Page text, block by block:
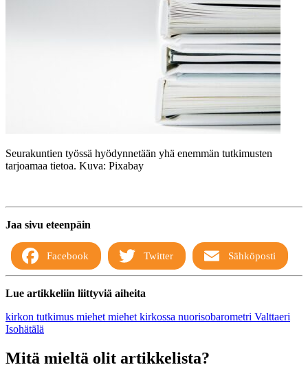
Seurakuntien työssä hyödynnetään yhä enemmän tutkimusten
tarjoamaa tietoa. Kuva: Pixabay
Jaa sivu eteenpäin
Facebook Twitter Sähköposti
Lue artikkeliin liittyviä aiheita
kirkon tutkimus miehet miehet kirkossa nuorisobarometri Valttaeri
Isohätälä
Mitä mieltä olit artikkelista?